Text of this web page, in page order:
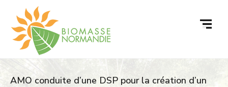
contenu
AMO conduite d’une DSP pour la création d’un